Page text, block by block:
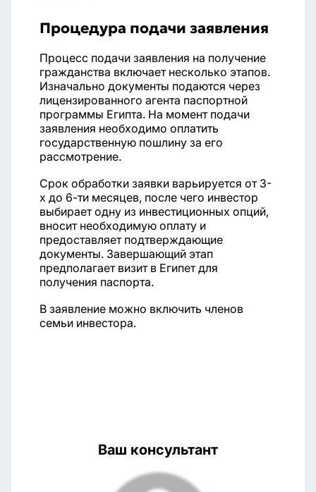
Процедура подачи заявления
Процесс подачи заявления на получение
гражданства включает несколько этапов.
Изначально документы подаются через
лицензированного агента паспортной
программы Египта. На момент подачи
заявления необходимо оплатить
государственную пошлину за его
рассмотрение.
Срок обработки заявки варьируется от 3-
х до 6-ти месяцев, после чего инвестор
выбирает одну из инвестиционных опций,
вносит необходимую оплату и
предоставляет подтверждающие
документы. Завершающий этап
предполагает визит в Египет для
получения паспорта.
В заявление можно включить членов
семьи инвестора.
Ваш консультант